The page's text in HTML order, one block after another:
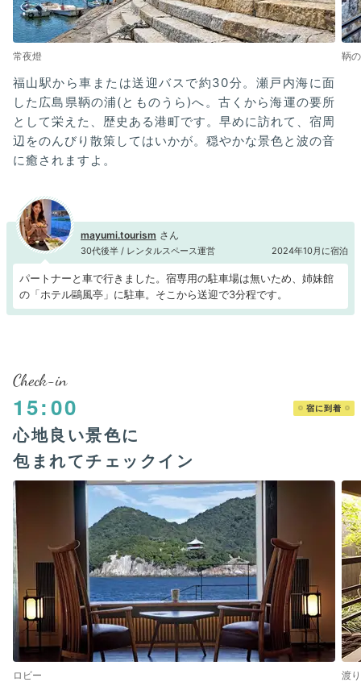
常夜燈 鞆
福山駅から車または送迎バスで約30分。瀬戸内海に面
した広島県鞆の浦(とものうら)へ。古くから海運の要所
として栄えた、歴史ある港町です。早めに訪れて、宿周
辺をのんびり散策してはいかが。穏やかな景色と波の音
に癒されますよ。
mayumi.tourism
30代後半 / レンタルスペース運営 2024年10月に宿泊
パートナーと車で行きました。宿専用の駐車場は無いため、姉妹館
の「ホテル鷗風亭」に駐車。そこから送迎で3分程です。
Check-in
15:00 宿に到着
心地良い景色に
包まれてチェックイン
ロビー 渡